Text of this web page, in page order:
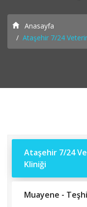
Anasayfa
Ataşehir 7/24
Ataşehir 7/24
Kliniği
Muayene -